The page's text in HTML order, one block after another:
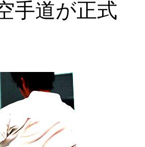
手道が正式